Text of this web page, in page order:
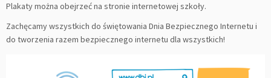
Plakaty można obejrzeć na stronie internetowej szkoły.
Zachęcamy wszystkich do świętowania Dnia Bezpiecznego Internetu i
do tworzenia razem bezpiecznego internetu dla wszystkich!